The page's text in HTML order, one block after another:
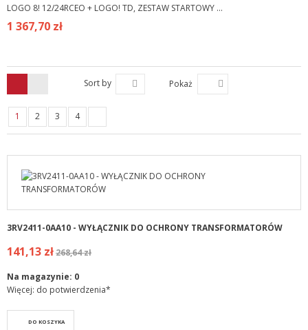
LOGO 8! 12/24RCEO + LOGO! TD, ZESTAW STARTOWY ...
1 367,70 zł
Sort by Pokaż
1 2 3 4
3RV2411-0AA10 - WYŁĄCZNIK DO OCHRONY TRANSFORMATORÓW
141,13 zł268,64 zł
Na magazynie: 0
Więcej: do potwierdzenia*
DO KOSZYKA